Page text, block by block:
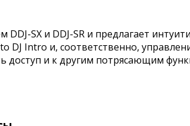
DDJ-SX и DDJ-SR и предлагает
DJ Intro и, соответственно,
доступ и к другим потрясающим